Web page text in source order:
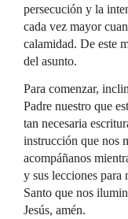
persecución y la
cada vez mayor
calamidad. De este
del asunto.
Para comenzar,
Padre nuestro que
tan necesaria
instrucción que nos
acompáñanos
y sus lecciones para
Santo que nos
Jesús, amén.